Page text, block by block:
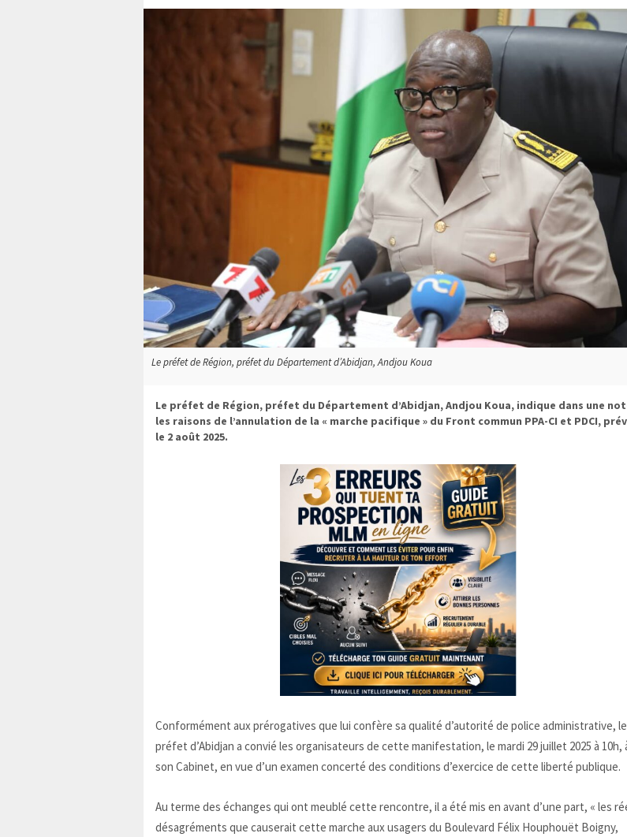
Le préfet de Région, préfet du Département d’Abidjan, Andjou Koua
Le préfet de Région, préfet du Département d’Abidjan, Andjou Koua, indique dans une
les raisons de l’annulation de la « marche pacifique » du Front commun PPA-CI et PDCI,
le 2 août 2025.
Conformément aux prérogatives que lui confère sa qualité d’autorité de police administrative, le
préfet d’Abidjan a convié les organisateurs de cette manifestation, le mardi 29 juillet 2025 à 10h,
son Cabinet, en vue d’un examen concerté des conditions d’exercice de cette liberté publique.
Au terme des échanges qui ont meublé cette rencontre, il a été mis en avant d’une part, « les
désagréments que causerait cette marche aux usagers du Boulevard Félix Houphouët Boigny,